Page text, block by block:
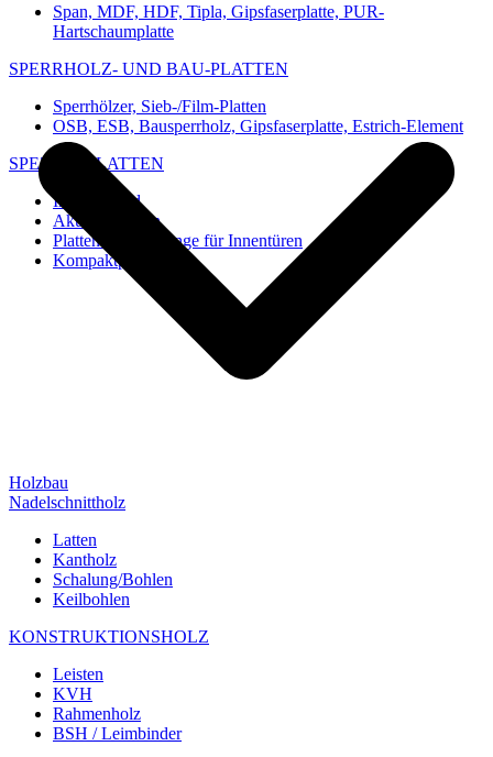
Span, MDF, HDF, Tipla, Gipsfaserplatte, PUR-
Hartschaumplatte
SPERRHOLZ- UND BAU-PLATTEN
Sperrhölzer, Sieb-/Film-Platten
OSB, ESB, Bausperrholz, Gipsfaserplatte, Estrich-Element
SPEZIAL-PLATTEN
Imi-Verbund
Akustik-Platten
Platten und Rohlinge für Innentüren
Kompaktplatten
Holzbau
Nadelschnittholz
Latten
Kantholz
Schalung/Bohlen
Keilbohlen
KONSTRUKTIONSHOLZ
Leisten
KVH
Rahmenholz
BSH / Leimbinder